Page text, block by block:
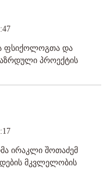
ფსიქოლოგთა და
პროექტის
ირაკლი შოთაძემ
მკვლელობის